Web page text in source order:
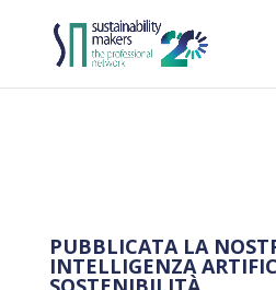
PUBBLICATA LA
INTELLIGENZA